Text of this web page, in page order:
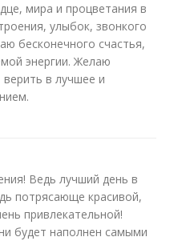
мира и процветания в
улыбок, звонкого
бесконечного счастья,
энергии. Желаю
в лучшее и
Ведь лучший день в
потрясающе красивой,
привлекательной!
будет наполнен самыми